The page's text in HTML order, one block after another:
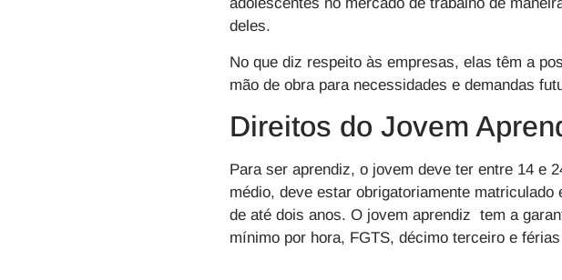
deles.
No que diz respeito às empresas, elas têm a
mão de obra para necessidades e demandas
Direitos do Jovem
Para ser aprendiz, o jovem deve ter entre 14 e
médio, deve estar obrigatoriamente
de até dois anos. O jovem aprendiz tem a
mínimo por hora, FGTS, décimo terceiro e